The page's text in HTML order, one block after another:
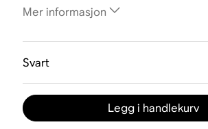
Mer informasjon
Svart
Legg i handlekurv